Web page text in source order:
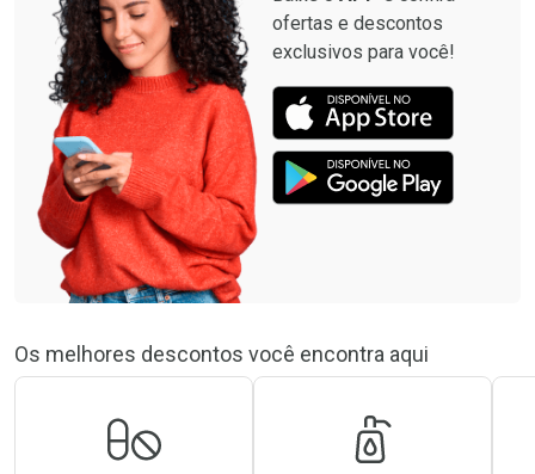
ofertas e descontos
exclusivos para você!
Os melhores descontos você encontra aqui